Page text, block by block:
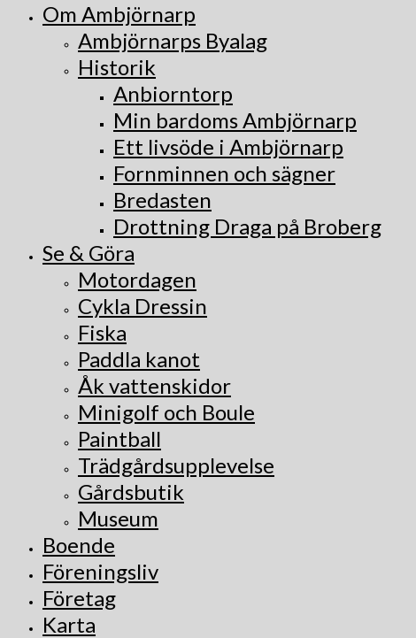
Om Ambjörnarp
Ambjörnarps Byalag
Historik
Anbiorntorp
Min bardoms Ambjörnarp
Ett livsöde i Ambjörnarp
Fornminnen och sägner
Bredasten
Drottning Draga på Broberg
Se & Göra
Motordagen
Cykla Dressin
Fiska
Paddla kanot
Åk vattenskidor
Minigolf och Boule
Paintball
Trädgårdsupplevelse
Gårdsbutik
Museum
Boende
Föreningsliv
Företag
Karta